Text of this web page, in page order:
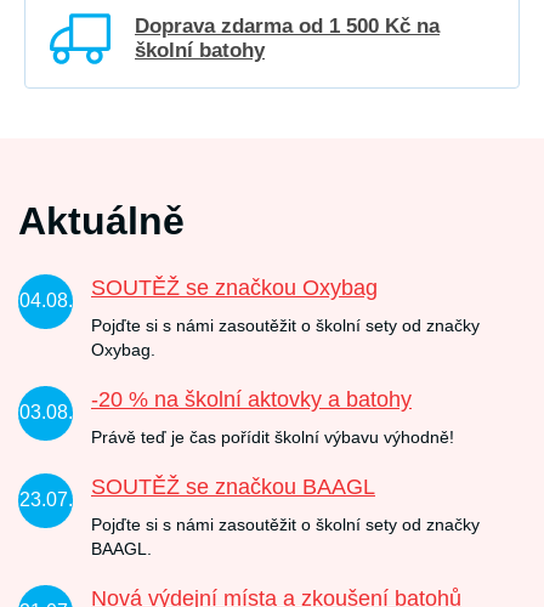
Doprava zdarma od 1 500 Kč na
školní batohy
Aktuálně
04.08.
SOUTĚŽ se značkou Oxybag
Pojďte si s námi zasoutěžit o školní sety od značky
Oxybag.
03.08.
-20 % na školní aktovky a batohy
Právě teď je čas pořídit školní výbavu výhodně!
23.07.
SOUTĚŽ se značkou BAAGL
Pojďte si s námi zasoutěžit o školní sety od značky
BAAGL.
Nová výdejní místa a zkoušení batohů